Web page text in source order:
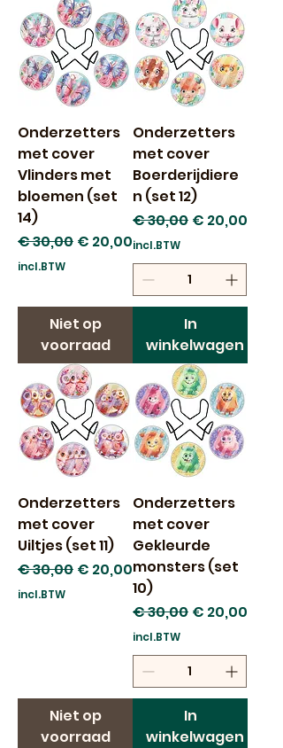
Onderzetters
met cover
Vlinders met
bloemen (set
14)
Normale prijs
€ 30,00 Verkoopprijs
€ 20,00
incl.BTW
Niet op
voorraad
Onderzetters
met cover
Boerderijdiere
n (set 12)
Normale prijs
€ 30,00 Verkoopprijs
€ 20,00
incl.BTW
In
winkelwagen
Onderzetters
met cover
Uiltjes (set 11)
Normale prijs
€ 30,00 Verkoopprijs
€ 20,00
incl.BTW
Niet op
voorraad
Onderzetters
met cover
Gekleurde
monsters (set
10)
Normale prijs
€ 30,00 Verkoopprijs
€ 20,00
incl.BTW
In
winkelwagen